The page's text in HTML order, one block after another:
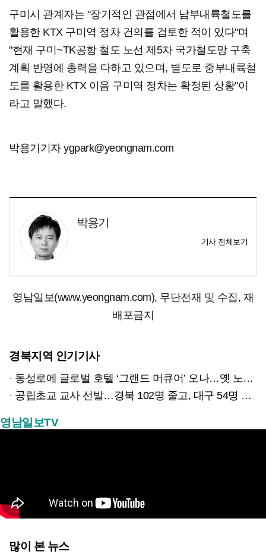
구미시 관계자는 "장기적인 관점에서 남부내륙철도를
활용한 KTX 구미역 정차 건의를 검토한 적이 있다"며
"현재 구미~TK공항 철도 노선 제5차 국가철도망 구축
계획 반영에 총력을 다하고 있으며, 별도로 중부내륙철
도를 활용한 KTX 이음 구미역 정차는 확정된 상황"이
라고 말했다.
박용기기자 ygpark@yeongnam.com
박용기
기사 전체보기
영남일보(www.yeongnam.com), 무단전재 및 수집, 재
배포금지
경북지역 인기기사
동성로에 글로벌 호텔 ‘그랜드 머큐어’ 오나…옛 노보텔 자리 사무실 개설
공립초교 교사 선발…경북 102명 줄고, 대구 54명 늘리고
영남일보TV
많이 본 뉴스